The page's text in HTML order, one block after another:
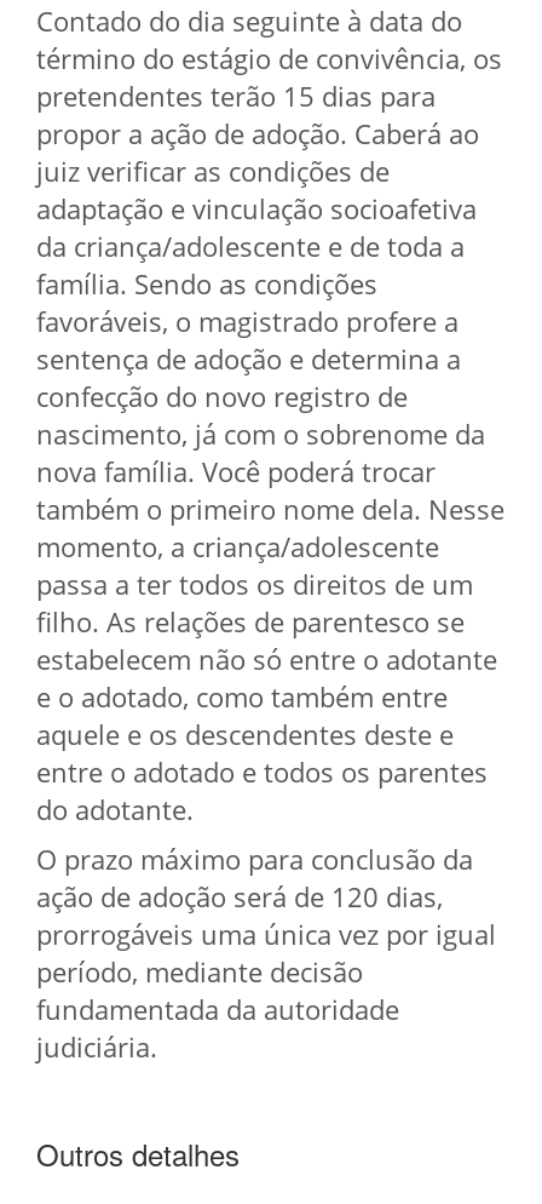
Contado do dia seguinte à data do
término do estágio de convivência, os
pretendentes terão 15 dias para
propor a ação de adoção. Caberá ao
juiz verificar as condições de
adaptação e vinculação socioafetiva
da criança/adolescente e de toda a
família. Sendo as condições
favoráveis, o magistrado profere a
sentença de adoção e determina a
confecção do novo registro de
nascimento, já com o sobrenome da
nova família. Você poderá trocar
também o primeiro nome dela. Nesse
momento, a criança/adolescente
passa a ter todos os direitos de um
filho. As relações de parentesco se
estabelecem não só entre o adotante
e o adotado, como também entre
aquele e os descendentes deste e
entre o adotado e todos os parentes
do adotante.
O prazo máximo para conclusão da
ação de adoção será de 120 dias,
prorrogáveis uma única vez por igual
período, mediante decisão
fundamentada da autoridade
judiciária.
Outros detalhes